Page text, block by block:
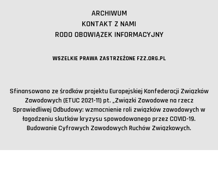
ARCHIWUM
KONTAKT Z NAMI
RODO OBOWIĄZEK INFORMACYJNY
WSZELKIE PRAWA ZASTRZEŻONE FZZ.ORG.PL
Sfinansowano ze środków projektu Europejskiej Konfederacji Związków
Zawodowych (ETUC 2021-11) pt. „Związki Zawodowe na rzecz
Sprawiedliwej Odbudowy: wzmocnienie roli związków zawodowych w
łagodzeniu skutków kryzysu spowodowanego przez COVID-19.
Budowanie Cyfrowych Zawodowych Ruchów Związkowych.